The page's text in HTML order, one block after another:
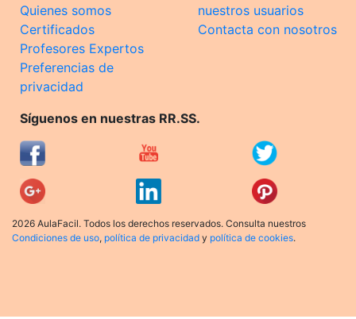
Quienes somos
Certificados
Profesores Expertos
Preferencias de
privacidad
nuestros usuarios
Contacta con nosotros
Síguenos en nuestras RR.SS.
2026 AulaFacil. Todos los derechos reservados. Consulta nuestros
Condiciones de uso, política de privacidad y política de cookies.